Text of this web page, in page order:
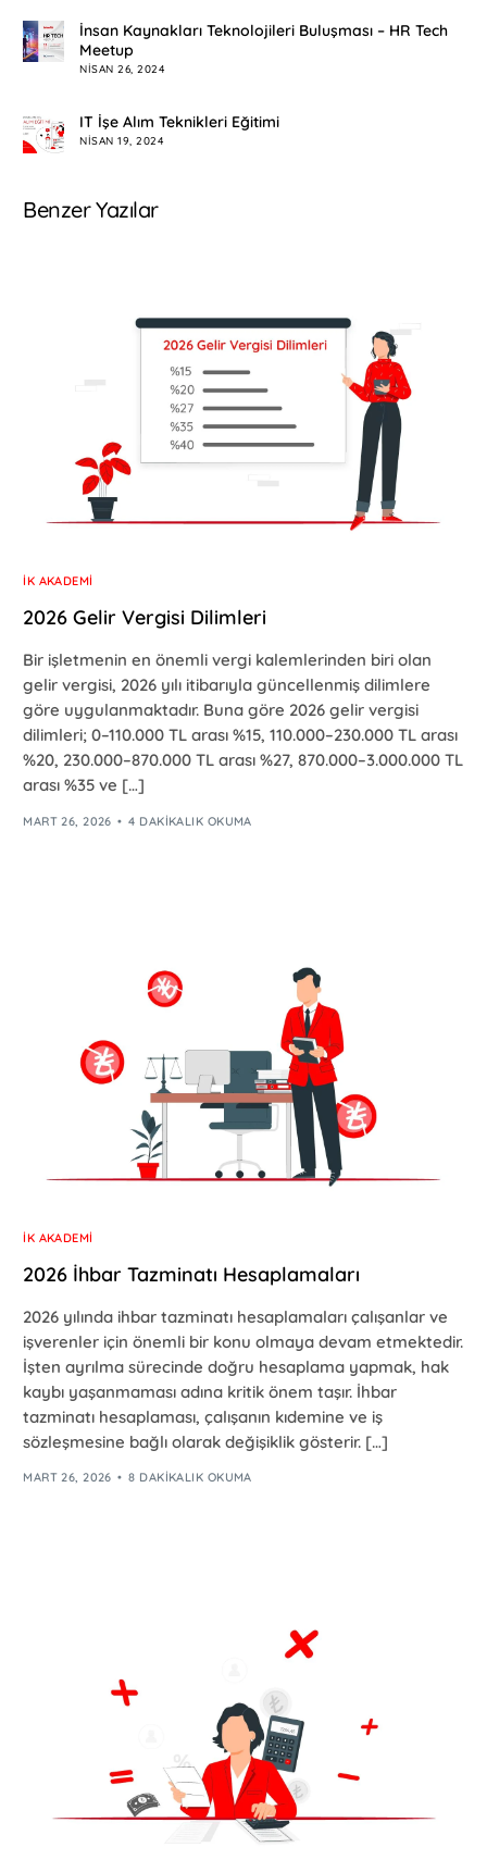
İnsan Kaynakları Teknolojileri Buluşması – HR Tech
Meetup
NISAN 26, 2024
IT İşe Alım Teknikleri Eğitimi
NISAN 19, 2024
Benzer Yazılar
İK AKADEMI
2026 Gelir Vergisi Dilimleri
Bir işletmenin en önemli vergi kalemlerinden biri olan
gelir vergisi, 2026 yılı itibarıyla güncellenmiş dilimlere
göre uygulanmaktadır. Buna göre 2026 gelir vergisi
dilimleri; 0–110.000 TL arası %15, 110.000–230.000 TL arası
%20, 230.000–870.000 TL arası %27, 870.000–3.000.000 TL
arası %35 ve […]
MART 26, 2026 4 DAKIKALIK OKUMA
İK AKADEMI
2026 İhbar Tazminatı Hesaplamaları
2026 yılında ihbar tazminatı hesaplamaları çalışanlar ve
işverenler için önemli bir konu olmaya devam etmektedir.
İşten ayrılma sürecinde doğru hesaplama yapmak, hak
kaybı yaşanmaması adına kritik önem taşır. İhbar
tazminatı hesaplaması, çalışanın kıdemine ve iş
sözleşmesine bağlı olarak değişiklik gösterir. […]
MART 26, 2026 8 DAKIKALIK OKUMA